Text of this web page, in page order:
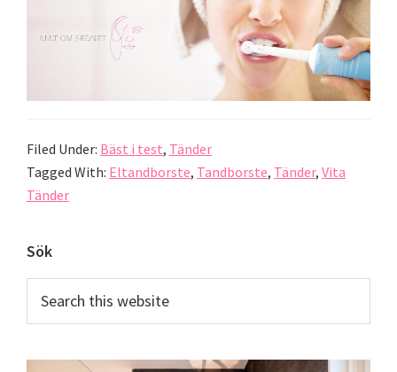
Filed Under: Bäst i test, Tänder
Tagged With: Eltandborste, Tandborste, Tänder, Vita
Tänder
Primary
Sidebar
Sök
this
website